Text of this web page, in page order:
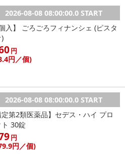
2026-08-08 08:00:00.0 START
個入】 ごろごろフィナンシェ (ピスタ
円
.4円 ／個)
2026-08-08 08:00:00.0 START
定第2類医薬品】セデス・ハイ プロ
30錠
円
.9円 ／個)